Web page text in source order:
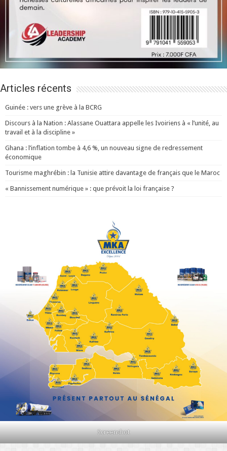
Articles récents
Guinée : vers une grève à la BCRG
Discours à la Nation : Alassane Ouattara appelle les Ivoiriens à « l’unité, au
travail et à la discipline »
Ghana : l’inflation tombe à 4,6 %, un nouveau signe de redressement
économique
Tourisme maghrébin : la Tunisie attire davantage de français que le Maroc
« Bannissement numérique » : que prévoit la loi française ?
Screenshot